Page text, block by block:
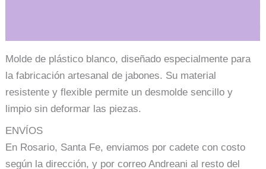
Molde de plástico blanco, diseñado especialmente para
la fabricación artesanal de jabones. Su material
resistente y flexible permite un desmolde sencillo y
limpio sin deformar las piezas.
ENVÍOS
En Rosario, Santa Fe, enviamos por cadete con costo
según la dirección, y por correo Andreani al resto del